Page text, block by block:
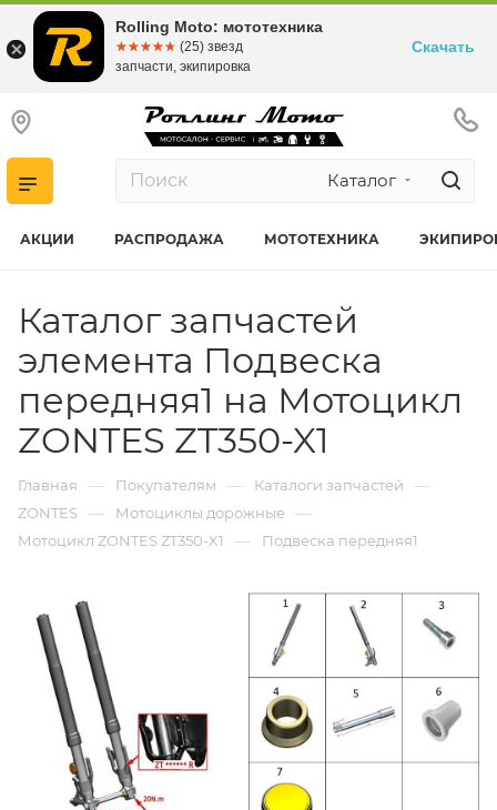
Каталог
АКЦИИ РАСПРОДАЖА МОТОТЕХНИКА
Каталог запчастей
элемента Подвеска
передняя1 на Мотоцикл
ZONTES ZT350-X1
Главная — Покупателям — Каталоги запчастей —
ZONTES — Мотоциклы дорожные —
Мотоцикл ZONTES ZT350-X1 — Подвеска передняя1
Rolling Moto: мототехника
☆☆☆☆☆
★★★★★ (25) звезд
запчасти, экипировка
Скачать